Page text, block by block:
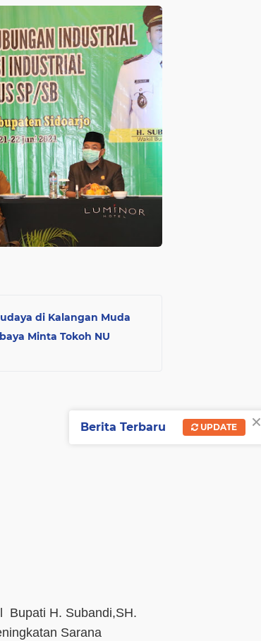
di Kalangan Muda
Minta Tokoh NU
Bupati H. Subandi,SH.
Sarana
×
Berita Terbaru UPDATE